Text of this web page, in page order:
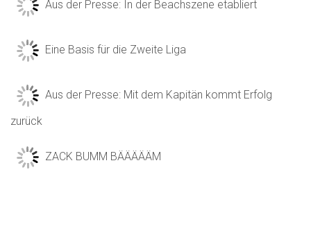
Aus der Presse: In der Beachszene etabliert
Eine Basis für die Zweite Liga
Aus der Presse: Mit dem Kapitän kommt Erfolg
zurück
ZACK BUMM BÄÄÄÄÄM